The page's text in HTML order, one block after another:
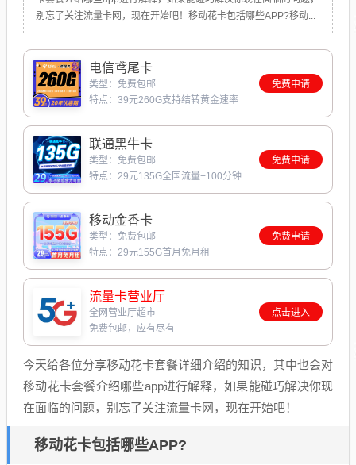
别忘了关注流量卡网，现在开始吧！移动花卡包括哪些APP?移动...
电信鸢尾卡
类型：免费包邮
特点：39元260G支持结转黄金速率
免费申请
联通黑牛卡
类型：免费包邮
特点：29元135G全国流量+100分钟
免费申请
移动金香卡
类型：免费包邮
特点：29元155G首月免月租
免费申请
流量卡营业厅
全网营业厅超市
免费包邮，应有尽有
点击进入
今天给各位分享移动花卡套餐详细介绍的知识，其中也会对
移动花卡套餐介绍哪些app进行解释，如果能碰巧解决你现
在面临的问题，别忘了关注流量卡网，现在开始吧！
移动花卡包括哪些APP?